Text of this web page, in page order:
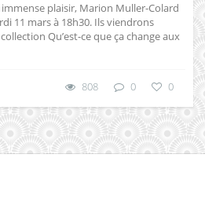
plaisir, Marion Muller-Colard
11 mars à 18h30. Ils viendrons
Qu’est-ce que ça change aux
808 0 0